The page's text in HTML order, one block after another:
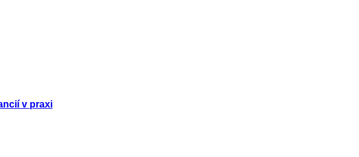
v praxi